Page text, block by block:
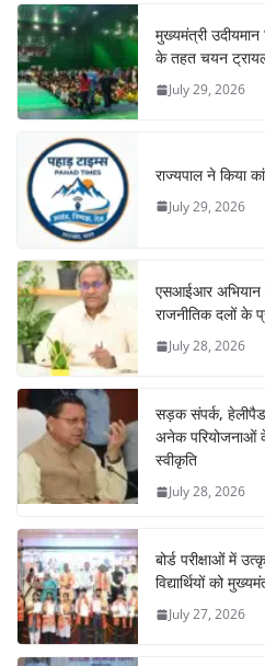
मुख्यमंत्री उदीयमान
के तहत चयन
July 29, 2026
राज्यपाल ने किया
July 29, 2026
एसआईआर
राजनीतिक दलों के
July 28, 2026
सड़क संपर्क, हेलीपैड
अनेक परियोजनाओं
स्वीकृति
July 28, 2026
बोर्ड परीक्षाओं में
विद्यार्थियों को
July 27, 2026